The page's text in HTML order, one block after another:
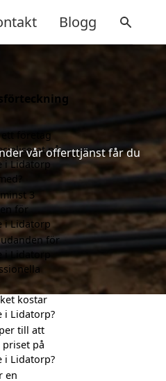
Blogg
vår offerttjänst får du
ett företag
på
i Lidatorp
3
för
i Lidatorp
för
i Lidatorp
kostar
i Lidatorp?
till att
priset på
i Lidatorp?
en